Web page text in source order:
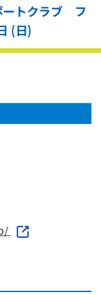
ートクラブ フ
(日)